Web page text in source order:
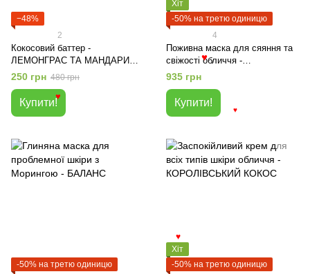
−48%
2
Кокосовий баттер -
ЛЕМОНГРАС ТА МАНДАРИН
25г
250 грн 480 грн
Купити!
Хіт
-50% на третю одиницю
4
Поживна маска для сяяння та
свіжості обличчя -
КОРОЛІВСЬКИЙ КОКОС
935 грн
Купити!
-50% на третю одиницю
Хіт
-50% на третю одиницю
♥
♥
♥